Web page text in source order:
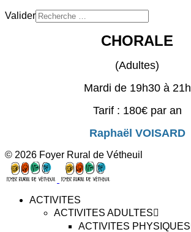
Valider
CHORALE
(Adultes)
Mardi de 19h30 à 21h
Tarif : 180€ par an
Raphaël VOISARD
© 2026 Foyer Rural de Vétheuil
ACTIVITES
ACTIVITES ADULTES
ACTIVITES PHYSIQUES